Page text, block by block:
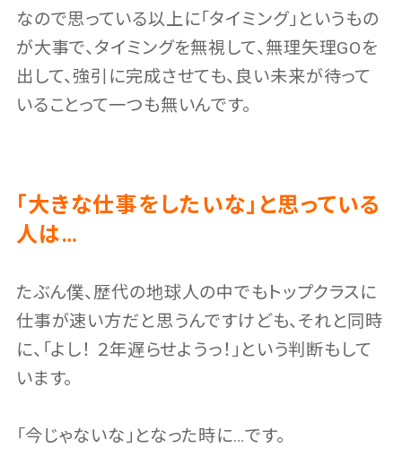
なので思っている以上に「タイミング」というもの
が大事で、タイミングを無視して、無理矢理GOを
出して、強引に完成させても、良い未来が待って
いることって一つも無いんです。
「大きな仕事をしたいな」と思っている
人は…
たぶん僕、歴代の地球人の中でもトップクラスに
仕事が速い方だと思うんですけども、それと同時
に、「よし！ ２年遅らせようっ！」という判断もして
います。
「今じゃないな」となった時に…です。